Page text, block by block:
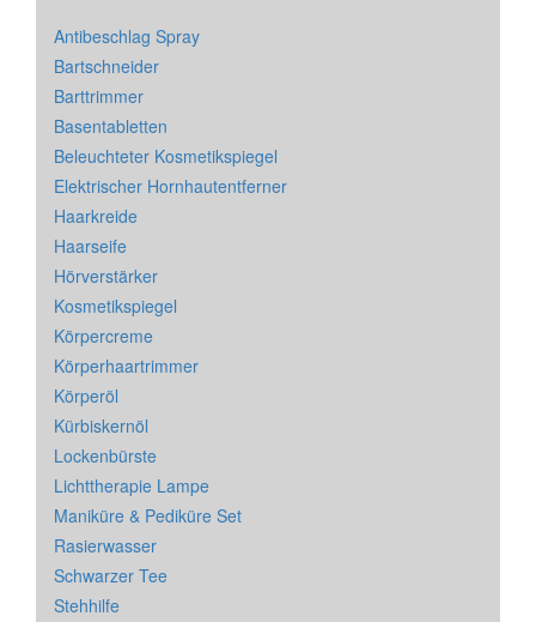
Antibeschlag Spray
Bartschneider
Barttrimmer
Basentabletten
Beleuchteter Kosmetikspiegel
Elektrischer Hornhautentferner
Haarkreide
Haarseife
Hörverstärker
Kosmetikspiegel
Körpercreme
Körperhaartrimmer
Körperöl
Kürbiskernöl
Lockenbürste
Lichttherapie Lampe
Maniküre & Pediküre Set
Rasierwasser
Schwarzer Tee
Stehhilfe